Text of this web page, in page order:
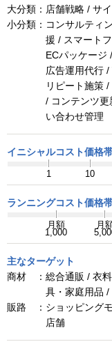
大分類： 店舗戦略 / サ
小分類： コンサルティ
援 / スマート
ECパッケージ
広告運用代行
リピート施策
/ コンテンツ
い合わせ管理
イニシャルコスト価格帯
1 10
ランニングコスト価格帯
月額 月
1,000
主なターゲット
商材 ： 総合通販 / 衣
具・家庭用品
販路 ： ショッピング
店舗